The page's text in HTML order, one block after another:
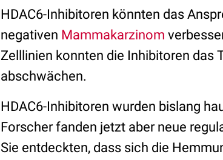
HDAC6-Inhibitoren könnten das
negativen Mammakarzinom
Zelllinien konnten die Inhibitoren das
abschwächen.
HDAC6-Inhibitoren wurden bislang
Forscher fanden jetzt aber neue
Sie entdeckten, dass sich die